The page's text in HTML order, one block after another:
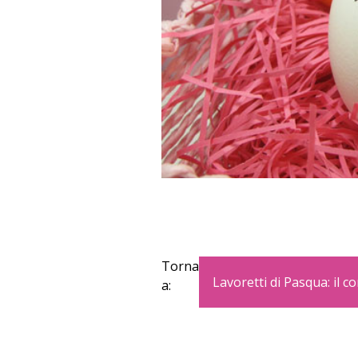
Torna
a:
Lavoretti di Pasqua: il